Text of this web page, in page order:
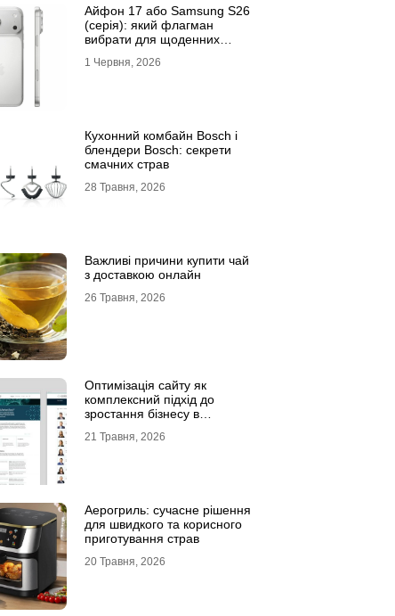
Айфон 17 або Samsung S26
(серія): який флагман
вибрати для щоденних
1 Червня, 2026
Кухонний комбайн Bosch і
блендери Bosch: секрети
смачних страв
28 Травня, 2026
Важливі причини купити чай
з доставкою онлайн
26 Травня, 2026
Оптимізація сайту як
комплексний підхід до
зростання бізнесу в
21 Травня, 2026
Аерогриль: сучасне рішення
для швидкого та корисного
приготування страв
20 Травня, 2026